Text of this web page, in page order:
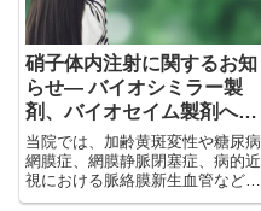
硝子体内注射に関するお知
らせ― バイオシミラー製
剤、バイオセイム製剤へ
―
当院では、加齢黄斑変性や糖尿病
網膜症、網膜静脈閉塞症、病的近
視における脈絡膜新生血管などの
治療に「アイリーア®」という目